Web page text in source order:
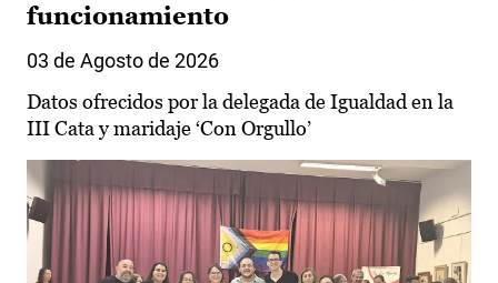
funcionamiento
03 de Agosto de 2026
Datos ofrecidos por la delegada de Igualdad en la
III Cata y maridaje ‘Con Orgullo’